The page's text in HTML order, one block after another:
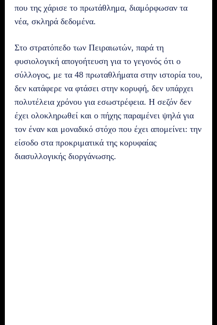
που της χάρισε το πρωτάθλημα, διαμόρφωσαν τα
νέα, σκληρά δεδομένα.
Στο στρατόπεδο των Πειραιωτών, παρά τη
φυσιολογική απογοήτευση για το γεγονός ότι ο
σύλλογος, με τα 48 πρωταθλήματα στην ιστορία του,
δεν κατάφερε να φτάσει στην κορυφή, δεν υπάρχει
πολυτέλεια χρόνου για εσωστρέφεια. Η σεζόν δεν
έχει ολοκληρωθεί και ο πήχης παραμένει ψηλά για
τον έναν και μοναδικό στόχο που έχει απομείνει: την
είσοδο στα προκριματικά της κορυφαίας
διασυλλογικής διοργάνωσης.